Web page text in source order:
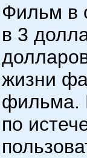
Фильм в
в 3
жизни
фильма.
по